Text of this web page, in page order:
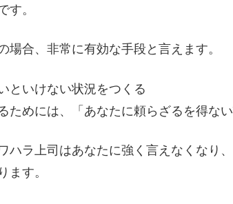
す。
場合、非常に有効な手段と言えます。
といけない状況をつくる
ためには、「あなたに頼らざるを得な
ハラ上司はあなたに強く言えなくなり
ます。